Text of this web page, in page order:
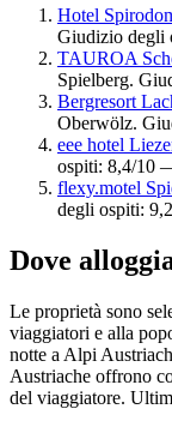
Hotel
Giudizio degli
TAUROA
Spielberg.
Bergresort
Oberwölz.
eee hotel
ospiti: 8,4/10
flexy.motel
degli ospiti:
Dove
Le proprietà sono
viaggiatori e alla
notte a Alpi
Austriache offrono
del viaggiatore.